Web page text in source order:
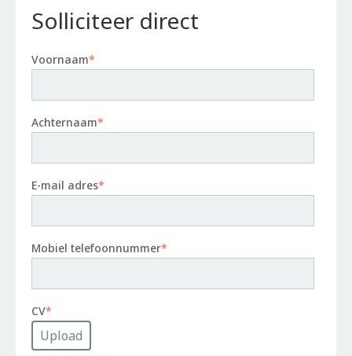
Solliciteer direct
Voornaam*
Achternaam*
E-mail adres*
Mobiel telefoonnummer*
CV*